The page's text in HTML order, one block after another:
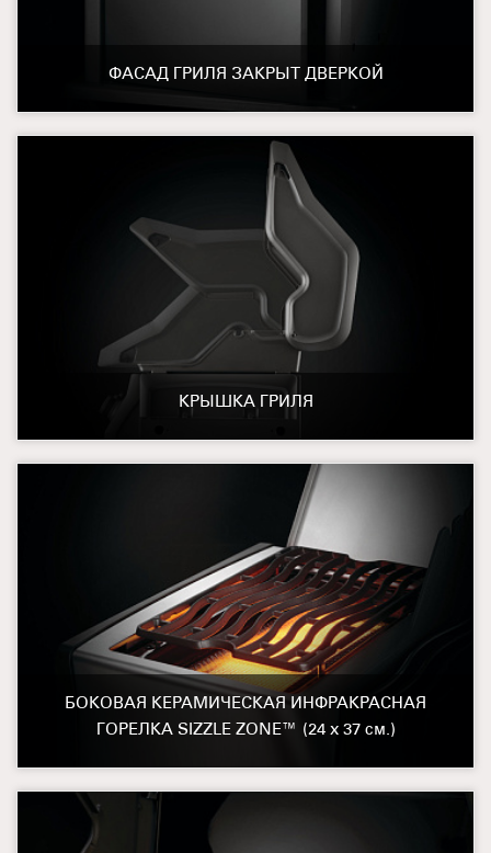
ФАСАД ГРИЛЯ ЗАКРЫТ ДВЕРКОЙ
КРЫШКА ГРИЛЯ
БОКОВАЯ КЕРАМИЧЕСКАЯ ИНФРАКРАСНАЯ
ГОРЕЛКА SIZZLE ZONE™ (24 х 37 см.)